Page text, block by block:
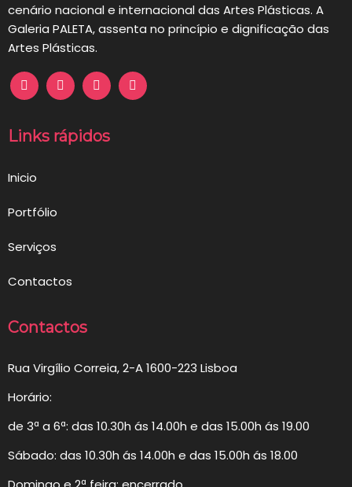
cenário nacional e internacional das Artes Plásticas. A
Galeria PALETA, assenta no princípio e dignificação das
Artes Plásticas.
Links rápidos
Inicio
Portfólio
Serviços
Contactos
Contactos
Rua Virgílio Correia, 2-A 1600-223 Lisboa
Horário:
de 3ª a 6ª: das 10.30h ás 14.00h e das 15.00h ás 19.00
Sábado: das 10.30h ás 14.00h e das 15.00h ás 18.00